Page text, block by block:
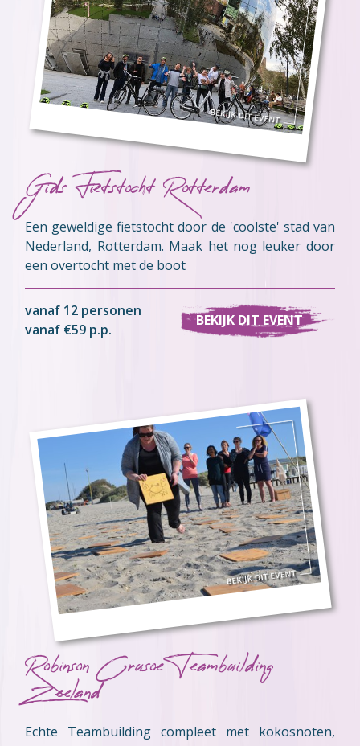
Gids Fietstocht Rotterdam
Een geweldige fietstocht door de 'coolste' stad van
Nederland, Rotterdam. Maak het nog leuker door
een overtocht met de boot
vanaf 12 personen
vanaf €59 p.p.
BEKIJK DIT EVENT
Robinson Crusoe Teambuilding
Zeeland
Echte Teambuilding compleet met kokosnoten,